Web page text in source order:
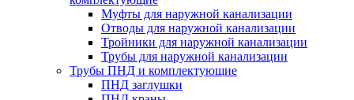
Муфты для наружной канализации
Отводы для наружной канализации
Тройники для наружной канализации
Трубы для наружной канализации
Трубы ПНД и комплектующие
ПНД заглушки